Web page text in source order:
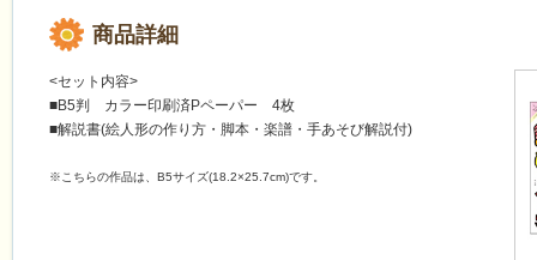
商品詳細
<セット内容>
■B5判 カラー印刷済Pペーパー 4枚
■解説書(絵人形の作り方・脚本・楽譜・手あそび解説付)
※こちらの作品は、B5サイズ(18.2×25.7cm)です。